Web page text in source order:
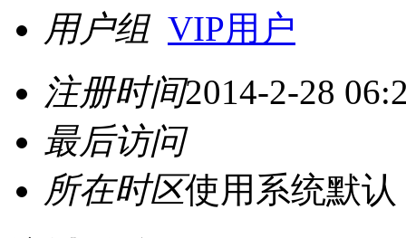
用户组 VIP用户
注册时间2014-2-28
最后访问
所在时区使用系统默认